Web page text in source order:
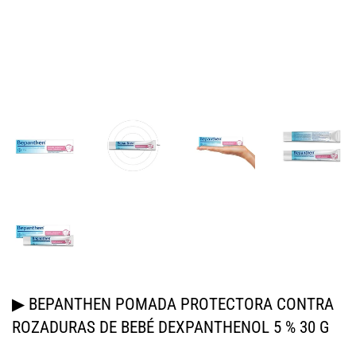
▶ BEPANTHEN POMADA PROTECTORA CONTRA
ROZADURAS DE BEBÉ DEXPANTHENOL 5 % 30 G